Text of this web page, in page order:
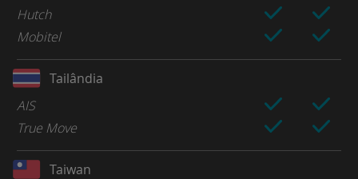
Hutch
Mobitel
Tailândia
AIS
True Move
Taiwan